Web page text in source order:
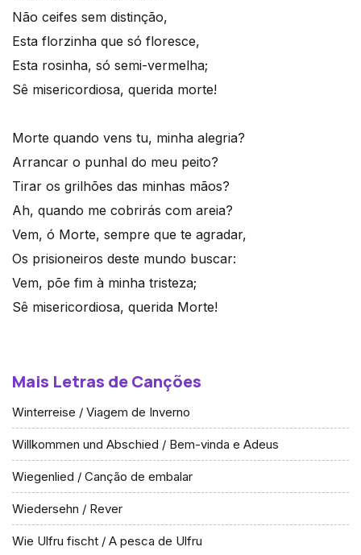
Não ceifes sem distinção,
Esta florzinha que só floresce,
Esta rosinha, só semi-vermelha;
Sê misericordiosa, querida morte!
Morte quando vens tu, minha alegria?
Arrancar o punhal do meu peito?
Tirar os grilhões das minhas mãos?
Ah, quando me cobrirás com areia?
Vem, ó Morte, sempre que te agradar,
Os prisioneiros deste mundo buscar:
Vem, põe fim à minha tristeza;
Sê misericordiosa, querida Morte!
Mais Letras de Canções
Winterreise / Viagem de Inverno
Willkommen und Abschied / Bem-vinda e Adeus
Wiegenlied / Canção de embalar
Wiedersehn / Rever
Wie Ulfru fischt / A pesca de Ulfru